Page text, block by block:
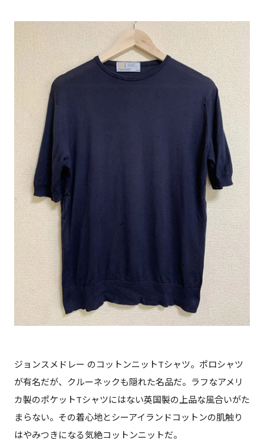
ジョンスメドレー のコットンニットTシャツ。ポロシャツ
が有名だが、クルーネックも隠れた名品だ。ラフなアメリ
カ製のポケットTシャツにはない英国製の上品な風合いがた
まらない。その着心地とシーアイランドコットンの肌触り
はやみつきになる気絶コットンニットだ。